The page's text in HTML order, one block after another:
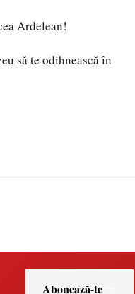
Ardelean!
să te odihnească în
Abonează-te